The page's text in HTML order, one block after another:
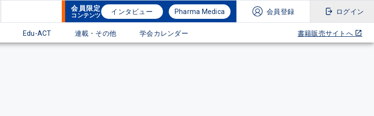
会員限定
コンテンツ インタビュー Pharma Medica 会員登録 ログイン
Edu-ACT 連載・その他 学会カレンダー 書籍販売サイトへ